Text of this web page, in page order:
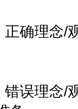
理念/观
理念/观